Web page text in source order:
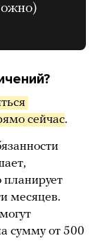
сейчас.
планирует
месяцев.
сумму от 500